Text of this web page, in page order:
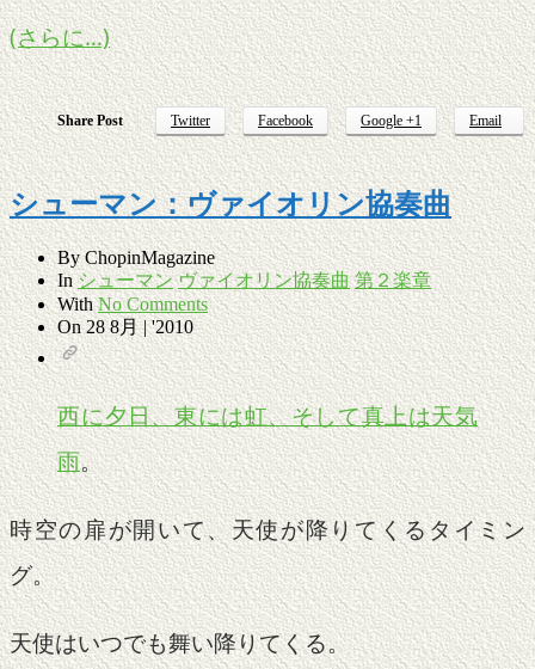
(さらに…)
Share Post Twitter Facebook Google +1 Email
シューマン：ヴァイオリン協奏曲
ByChopinMagazine
In シューマン ヴァイオリン協奏曲 第２楽章
With No Comments
On28 8月 | '2010
西に夕日、東には虹、そして真上は天気
雨。
時空の扉が開いて、天使が降りてくるタイミン
グ。
天使はいつでも舞い降りてくる。